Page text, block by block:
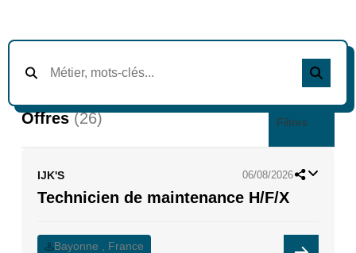
Offres(26) Filtres
IJK'S 06/08/2026
Technicien de maintenance H/F/X
Bayonne , France